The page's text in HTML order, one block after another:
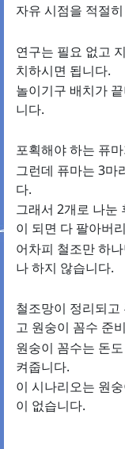
자유 시점을 적절
연구는 필요 없고
치하시면 됩니다.
놀이기구 배치가
니다.
포획해야 하는 퓨
그런데 퓨마는 3마
다.
그래서 2개로 나눈
이 되면 다 팔아버
어차피 철조만 하
나 하지 않습니다.
철조망이 정리되
고 원숭이 꼼수 준
원숭이 꼼수는 돈
켜줍니다.
이 시나리오는 원
이 없습니다.